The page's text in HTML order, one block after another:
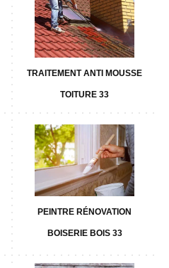
TRAITEMENT ANTI MOUSSE
TOITURE 33
PEINTRE RÉNOVATION
BOISERIE BOIS 33